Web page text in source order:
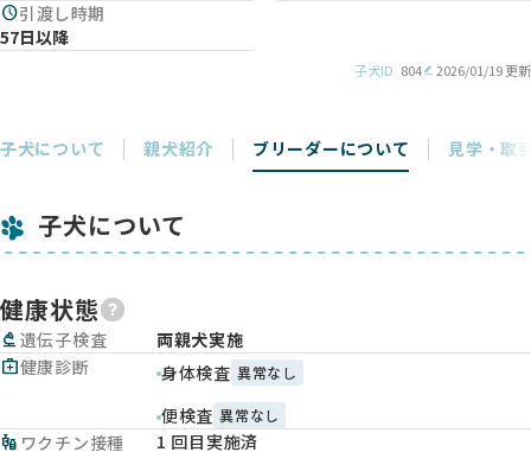
schedule引渡し時期
57日以降
子犬ID 804 2026/01/19 更新
子犬について 親犬紹介 ブリーダーについて 見学・取
子犬について
健康状態
biotech 遺伝子検査
両親犬実施
medical_services健康診断 身体検査 異常なし
便検査 異常なし
vaccines ワクチン接種
1 回目実施済